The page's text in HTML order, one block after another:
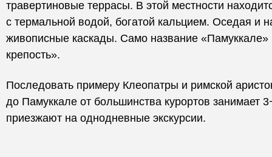
травертиновые террасы. В этой местности
с термальной водой, богатой кальцием. Оседая и
живописные каскады. Само название «Памуккале»
крепость».
Последовать примеру Клеопатры и римской
до Памуккале от большинства курортов занимает
приезжают на однодневные экскурсии.